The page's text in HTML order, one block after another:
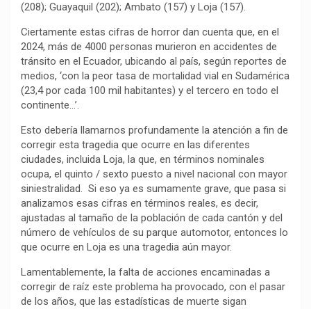
(208); Guayaquil (202); Ambato (157) y Loja (157).
Ciertamente estas cifras de horror dan cuenta que, en el
2024, más de 4000 personas murieron en accidentes de
tránsito en el Ecuador, ubicando al país, según reportes de
medios, ‘con la peor tasa de mortalidad vial en Sudamérica
(23,4 por cada 100 mil habitantes) y el tercero en todo el
continente…’.
Esto debería llamarnos profundamente la atención a fin de
corregir esta tragedia que ocurre en las diferentes
ciudades, incluida Loja, la que, en términos nominales
ocupa, el quinto / sexto puesto a nivel nacional con mayor
siniestralidad. Si eso ya es sumamente grave, que pasa si
analizamos esas cifras en términos reales, es decir,
ajustadas al tamaño de la población de cada cantón y del
número de vehículos de su parque automotor, entonces lo
que ocurre en Loja es una tragedia aún mayor.
Lamentablemente, la falta de acciones encaminadas a
corregir de raíz este problema ha provocado, con el pasar
de los años, que las estadísticas de muerte sigan